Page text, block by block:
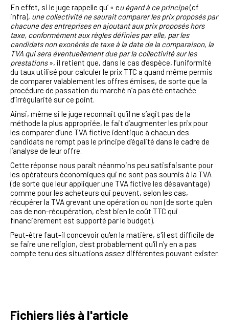
En effet, si le juge rappelle qu’ « eu égard à ce principe(cf
infra), une collectivité ne saurait comparer les prix proposés par
chacune des entreprises en ajoutant aux prix proposés hors
taxe, conformément aux règles définies par elle, par les
candidats non exonérés de taxe à la date de la comparaison, la
TVA qui sera éventuellement due par la collectivité sur les
prestations», il retient que, dans le cas d’espèce, l’uniformité
du taux utilisé pour calculer le prix TTC a quand même permis
de comparer valablement les offres émises, de sorte que la
procédure de passation du marché n’a pas été entachée
d’irrégularité sur ce point.
Ainsi, même si le juge reconnait qu’il ne s’agit pas de la
méthode la plus appropriée, le fait d’augmenter les prix pour
les comparer d’une TVA fictive identique à chacun des
candidats ne rompt pas le principe d’égalité dans le cadre de
l’analyse de leur offre.
Cette réponse nous paraît néanmoins peu satisfaisante pour
les opérateurs économiques qui ne sont pas soumis à la TVA
(de sorte que leur appliquer une TVA fictive les désavantage)
comme pour les acheteurs qui peuvent, selon les cas,
récupérer la TVA grevant une opération ou non (de sorte qu'en
cas de non-récupération, c'est bien le coût TTC qui
financièrement est supporté par le budget).
Peut-être faut-il concevoir qu'en la matière, s'il est difficile de
se faire une religion, c'est probablement qu'il n'y en a pas
compte tenu des situations assez différentes pouvant exister.
Fichiers liés à l'article